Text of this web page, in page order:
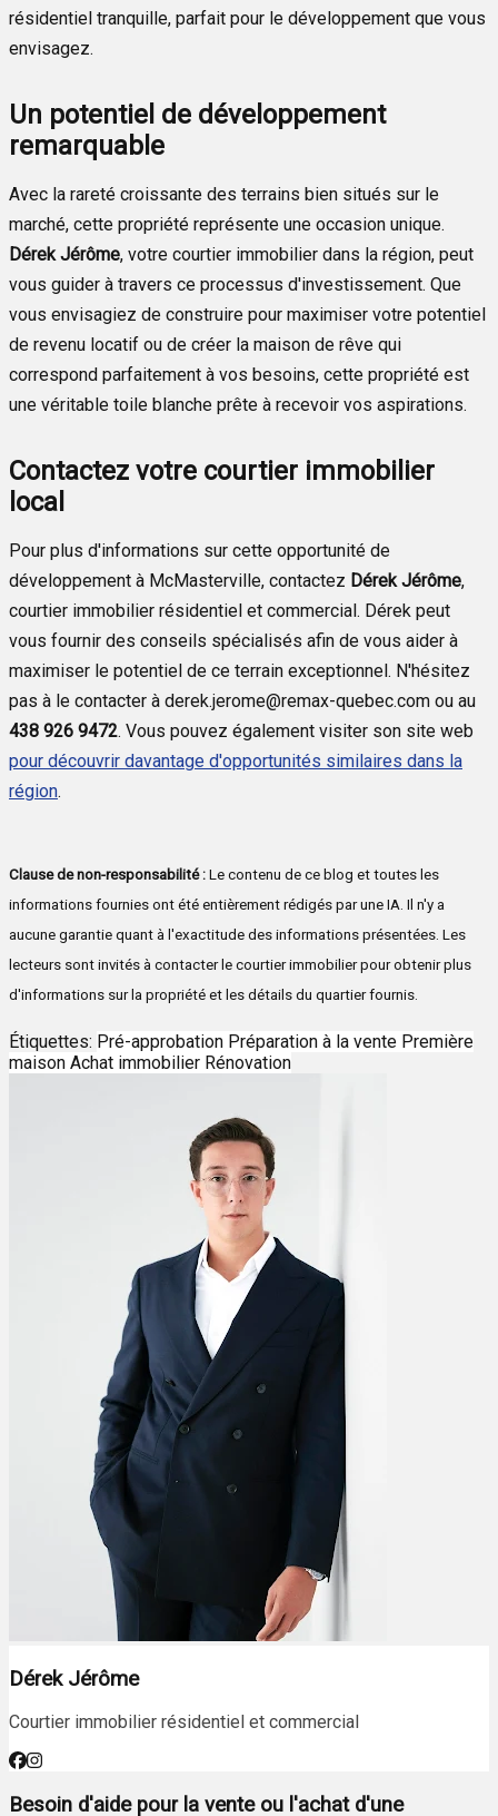
résidentiel tranquille, parfait pour le développement que vous
envisagez.
Un potentiel de développement
remarquable
Avec la rareté croissante des terrains bien situés sur le
marché, cette propriété représente une occasion unique.
Dérek Jérôme, votre courtier immobilier dans la région, peut
vous guider à travers ce processus d'investissement. Que
vous envisagiez de construire pour maximiser votre potentiel
de revenu locatif ou de créer la maison de rêve qui
correspond parfaitement à vos besoins, cette propriété est
une véritable toile blanche prête à recevoir vos aspirations.
Contactez votre courtier immobilier
local
Pour plus d'informations sur cette opportunité de
développement à McMasterville, contactez Dérek Jérôme,
courtier immobilier résidentiel et commercial. Dérek peut
vous fournir des conseils spécialisés afin de vous aider à
maximiser le potentiel de ce terrain exceptionnel. N'hésitez
pas à le contacter à derek.jerome@remax-quebec.com ou au
438 926 9472. Vous pouvez également visiter son site web
pour découvrir davantage d'opportunités similaires dans la
région.
Clause de non-responsabilité : Le contenu de ce blog et toutes les
informations fournies ont été entièrement rédigés par une IA. Il n'y a
aucune garantie quant à l'exactitude des informations présentées. Les
lecteurs sont invités à contacter le courtier immobilier pour obtenir plus
d'informations sur la propriété et les détails du quartier fournis.
Étiquettes: Pré-approbation Préparation à la vente Première
maison Achat immobilier Rénovation
Dérek Jérôme
Courtier immobilier résidentiel et commercial
Besoin d'aide pour la vente ou l'achat d'une